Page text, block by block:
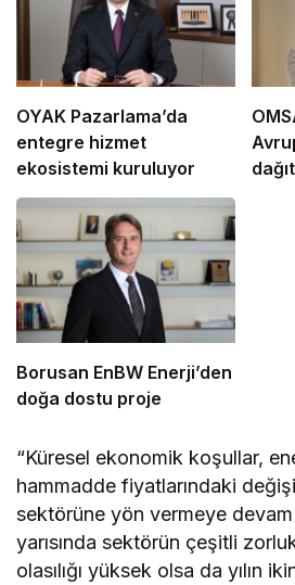
OYAK Pazarlama’da
entegre hizmet
ekosistemi kuruluyor
Borusan EnBW Enerji’den
doğa dostu proje
“Küresel ekonomik koşullar,
hammadde fiyatlarındaki
sektörüne yön vermeye
yarısında sektörün çeşitli
olasılığı yüksek olsa da yılın